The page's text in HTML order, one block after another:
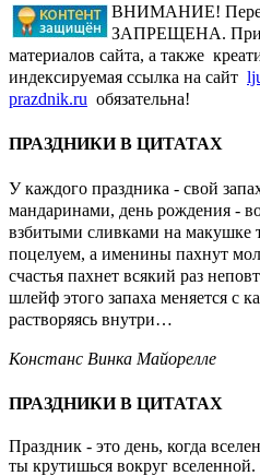
ВНИМАНИЕ!
ЗАПРЕЩЕНА. При
материалов сайта, а также
индексируемая ссылка на сайт
prazdnik.ru обязательна!
ПРАЗДНИКИ В ЦИТАТАХ
У каждого праздника - свой
мандаринами, день рождения -
взбитыми сливками на макушке
поцелуем, а именины пахнут
счастья пахнет всякий раз
шлейф этого запаха меняется с
растворяясь внутри…
Констанс Винка Майорелле
ПРАЗДНИКИ В ЦИТАТАХ
Праздник - это день, когда
ты крутишься вокруг вселенной.